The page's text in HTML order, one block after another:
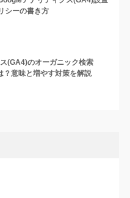
シーの書き方
(GA4)のオーガニック検索
意味と増やす対策を解説